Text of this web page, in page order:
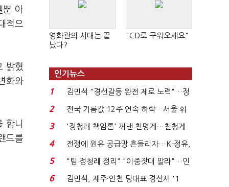
뿐 아
적으
밝혔
화와
합니
드를
영화관의 시대는 끝
났다?
"CD로 구워오세요"
인기뉴스
1
김민석 "경선갈등 완전 제로 노력"…정
청래 "반명 공세 사...
2
전국 기름값 12주 연속 하락…서울 휘
발윳값 1909원...
3
'정청래 책임론' 꺼낸 친명계…친청계
는 추가투표 때리기...
4
전쟁에 원유 공급망 흔들리자…K-정유,
에너지안보 핵심...
5
"팀 정청래 정리" "이중잣대 말라"…민
주 최고위원 계파 다...
6
김민석, 제주·인천 당대표 경선서 '1